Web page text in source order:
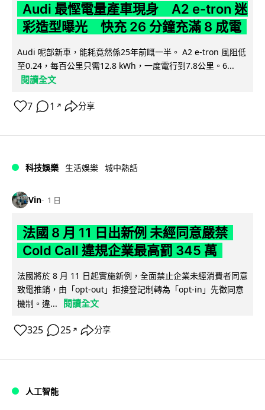
Audi 最慳電量產車現身 A2 e-tron 迷
彩造型曝光 快充 26 分鐘充滿 8 成電
Audi 呢部新車，能耗竟然係25年前嘅一半。 A2 e-tron 風阻低
至0.24，每百公里只需12.8 kWh，一度電行到7.8公里。6...
閱讀全文
7 1 ↗ 分享
科技娛樂 生活娛樂 城中熱話
Vin 1 日
法國 8 月 11 日出新例 未經同意嚴禁
Cold Call 違規企業最高罰 345 萬
法國將於 8 月 11 日起實施新例，全面禁止企業未經消費者同意
致電推銷，由「opt-out」拒接登記制轉為「opt-in」先徵同意
機制。違...
閱讀全文
325 25 ↗ 分享
人工智能